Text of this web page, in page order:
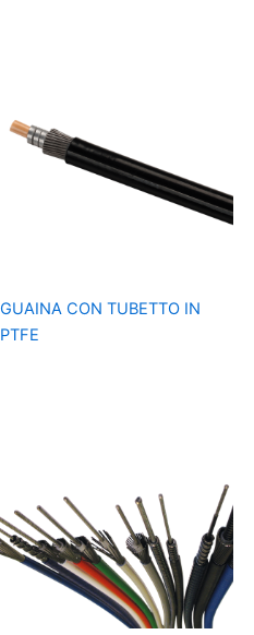
GUAINA CON TUBETTO IN
PTFE